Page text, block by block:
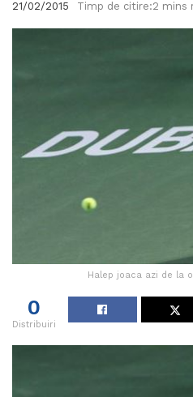
21/02/2015 Timp de citire:2 mins
Halep joaca azi de la
0
Distribuiri